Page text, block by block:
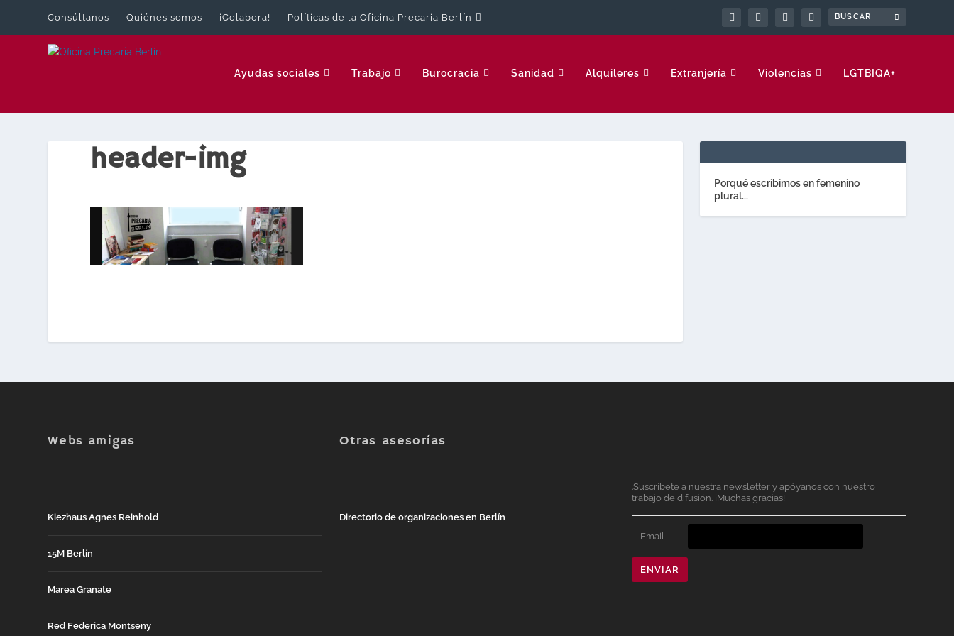
Consúltanos Quiénes somos ¡Colabora! Políticas de la Oficina Precaria Berlín
Ayudas sociales Trabajo Burocracia Sanidad Alquileres Extranjería Violencias LGTBIQA+
header-img
Porqué escribimos en femenino
plural...
Webs amigas
Kiezhaus Agnes Reinhold
15M Berlín
Marea Granate
Red Federica Montseny
Otras asesorías
Directorio de organizaciones en Berlín
.Suscríbete a nuestra newsletter y apóyanos con nuestro
trabajo de difusión. ¡Muchas gracias!
Email
ENVIAR